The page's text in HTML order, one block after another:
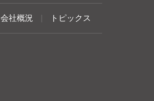
会社概況 トピックス